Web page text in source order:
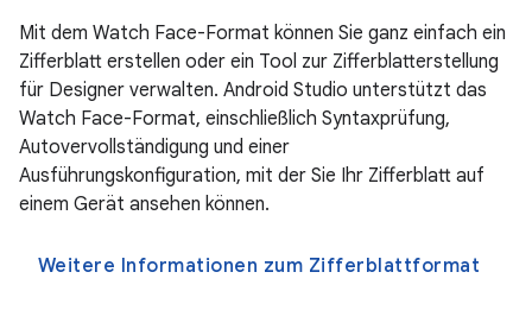
Mit dem Watch Face-Format können Sie ganz einfach ein
Zifferblatt erstellen oder ein Tool zur Zifferblatterstellung
für Designer verwalten. Android Studio unterstützt das
Watch Face-Format, einschließlich Syntaxprüfung,
Autovervollständigung und einer
Ausführungskonfiguration, mit der Sie Ihr Zifferblatt auf
einem Gerät ansehen können.
Weitere Informationen zum Zifferblattformat